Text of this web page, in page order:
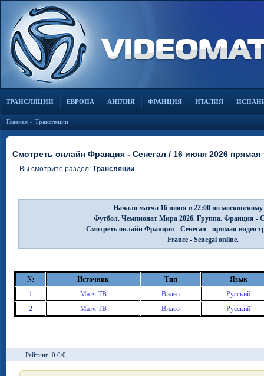
ТРАНСЛЯЦИИ ЕВРОПА АНГЛИЯ ФРАНЦИЯ ИТАЛИЯ
Главная » Трансляции
Смотреть онлайн Франция - Сенегал / 16 июня 2026 прямая
Вы смотрите раздел: Трансляции
Начало матча 16 июня в 22:00 по
Футбол. Чемпионат Мира 2026. Группа. Франция -
Смотреть онлайн Франция - Сенегал - прямая видео
France - Senegal online.
№ Источник Тип
Язык
1
Матч ТВ Видео
Русский
2
Матч ТВ Видео Русский
Рейтинг: 0.0/0